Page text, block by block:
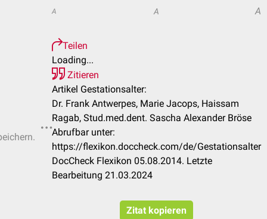
A A A
Teilen
Loading...
Zitieren
Artikel Gestationsalter:
Dr. Frank Antwerpes, Marie Jacops, Haissam
Ragab, Stud.med.dent. Sascha Alexander Bröse
Abrufbar unter:
https://flexikon.doccheck.com/de/Gestationsalter
DocCheck Flexikon 05.08.2014. Letzte
Bearbeitung 21.03.2024
Zitat kopieren